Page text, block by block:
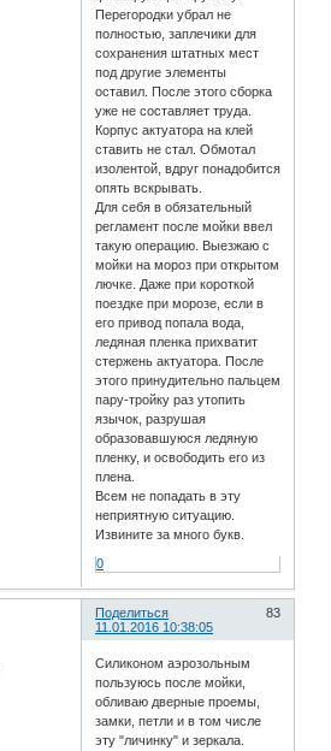
Перегородки убрал не
полностью, заплечики для
сохранения штатных мест
под другие элементы
оставил. После этого сборка
уже не составляет труда.
Корпус актуатора на клей
ставить не стал. Обмотал
изолентой, вдруг понадобится
опять вскрывать.
Для себя в обязательный
регламент после мойки ввел
такую операцию. Выезжаю с
мойки на мороз при открытом
лючке. Даже при короткой
поездке при морозе, если в
его привод попала вода,
ледяная пленка прихватит
стержень актуатора. После
этого принудительно пальцем
пару-тройку раз утопить
язычок, разрушая
образовавшуюся ледяную
пленку, и освободить его из
плена.
Всем не попадать в эту
неприятную ситуацию.
Извините за много букв.
0
Поделиться
83
11.01.2016 10:38:05
Силиконом аэрозольным
пользуюсь после мойки,
обливаю дверные проемы,
замки, петли и в том числе
эту "личинку" и зеркала.